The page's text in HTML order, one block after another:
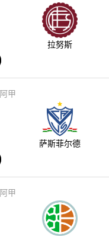
拉努斯
阿甲
萨斯菲尔德
阿甲